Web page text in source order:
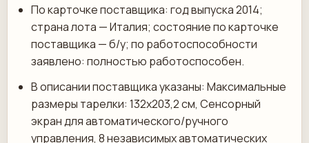
По карточке поставщика: год выпуска 2014;
страна лота — Италия; состояние по карточке
поставщика — б/у; по работоспособности
заявлено: полностью работоспособен.
В описании поставщика указаны: Максимальные
размеры тарелки: 132x203,2 см, Сенсорный
экран для автоматического/ручного
управления, 8 независимых автоматических